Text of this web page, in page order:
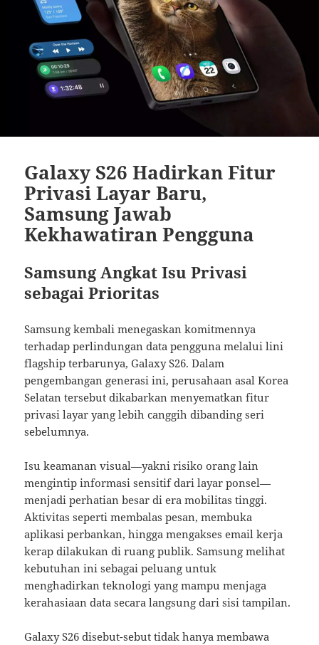
Galaxy S26 Hadirkan Fitur
Privasi Layar Baru,
Samsung Jawab
Kekhawatiran Pengguna
Samsung Angkat Isu Privasi
sebagai Prioritas
Samsung kembali menegaskan komitmennya
terhadap perlindungan data pengguna melalui lini
flagship terbarunya, Galaxy S26. Dalam
pengembangan generasi ini, perusahaan asal Korea
Selatan tersebut dikabarkan menyematkan fitur
privasi layar yang lebih canggih dibanding seri
sebelumnya.
Isu keamanan visual—yakni risiko orang lain
mengintip informasi sensitif dari layar ponsel—
menjadi perhatian besar di era mobilitas tinggi.
Aktivitas seperti membalas pesan, membuka
aplikasi perbankan, hingga mengakses email kerja
kerap dilakukan di ruang publik. Samsung melihat
kebutuhan ini sebagai peluang untuk
menghadirkan teknologi yang mampu menjaga
kerahasiaan data secara langsung dari sisi tampilan.
Galaxy S26 disebut-sebut tidak hanya membawa